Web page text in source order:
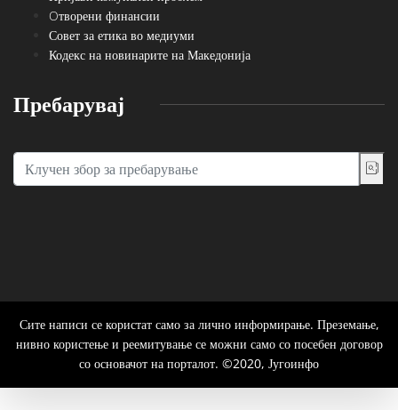
Oтворени финансии
Совет за етика во медиуми
Кодекс на новинарите на Македонија
Пребарувај
Сите написи се користат само за лично информирање. Преземање,
нивно користење и реемитување се можни само со посебен договор
со основачот на порталот. ©2020, Југоинфо